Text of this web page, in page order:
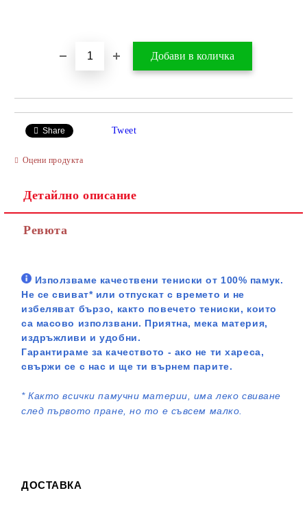
Share Tweet
Оцени продукта
Детайлно описание
Ревюта
Използваме качествени тениски от 100% памук.
Не се свиват* или отпускат с времето и не
избеляват бързо, както повечето тениски, които
са масово използвани. Приятна, мека материя,
издръжливи и удобни.
Гарантираме за качеството - ако не ти хареса,
свържи се с нас и ще ти върнем парите.
*Както всички памучни материи, има леко свиване
след първото пране, но то е съвсем малко.
ДОСТАВКА